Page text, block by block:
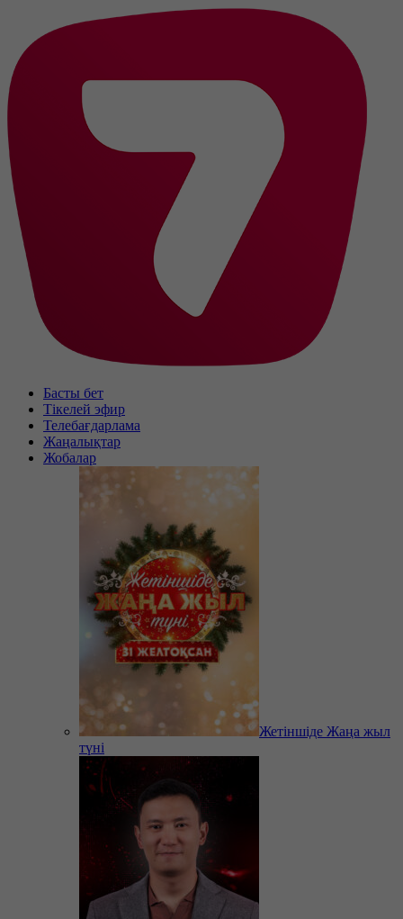
Басты бет
Тікелей эфир
Телебағдарлама
Жаңалықтар
Жобалар
Жетіншіде Жаңа жыл
түні